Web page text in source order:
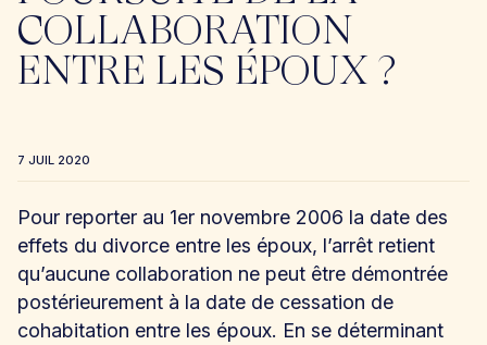
COLLABORATION
ENTRE LES ÉPOUX ?
7 JUIL 2020
Pour reporter au 1er novembre 2006 la date des
effets du divorce entre les époux, l’arrêt retient
qu’aucune collaboration ne peut être démontrée
postérieurement à la date de cessation de
cohabitation entre les époux. En se déterminant